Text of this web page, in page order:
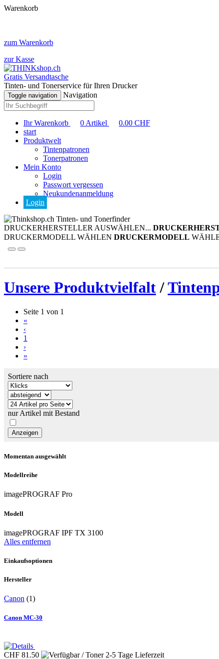
Warenkorb
zum Warenkorb
zur Kasse
Gratis Versandtasche
Tinten- und Tonerservice für Ihren Drucker
Toggle navigation Navigation
Ihr Warenkorb 0 Artikel 0.00 CHF
start
Produktwelt
Tintenpatronen
Tonerpatronen
Mein Konto
Login
Passwort vergessen
Neukundenanmeldung
Login
Tinten- und Tonerfinder
DRUCKERHERSTELLER AUSWÄHLEN...
DRUCKERMODELL WÄHLEN DRUCKERMODELL
Unsere Produktvielfalt/
Seite 1 von 1
«
‹
1
›
»
Sortiere nach
nur Artikel mit Bestand
Momentan ausgewählt
Modellreihe
imagePROGRAF Pro
Modell
imagePROGRAF IPF TX 3100
Alles entfernen
Einkaufsoptionen
Hersteller
Canon (1)
Canon MC-30
CHF 81.50